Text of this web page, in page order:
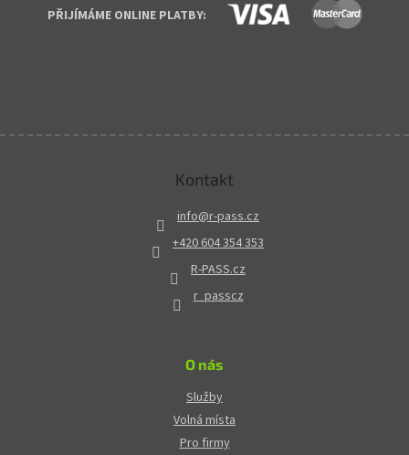
PŘIJÍMÁME ONLINE PLATBY:
Kontakt
info@r-pass.cz
+420 604 354 353
R-PASS.cz
r_passcz
O nás
Služby
Volná místa
Pro firmy